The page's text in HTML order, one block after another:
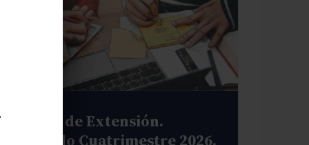
Cursos de Extensión.
Segundo Cuatrimestre 2026.